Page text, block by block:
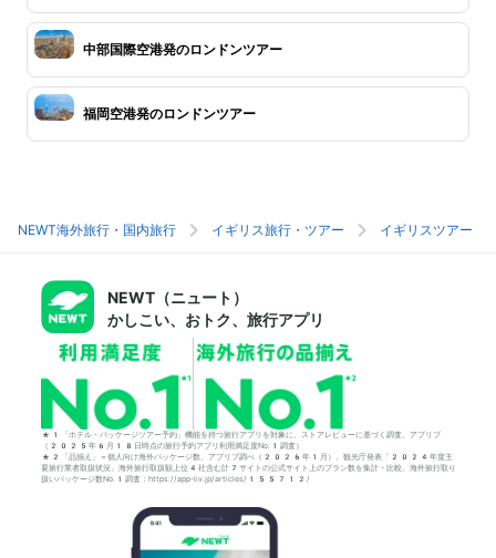
中部国際空港発のロンドンツアー
福岡空港発のロンドンツアー
NEWT海外旅行・国内旅行 イギリス旅行・ツアー イギリスツアー
NEWT（ニュート）
かしこい、おトク、旅行アプリ
*1「ホテル・パッケージツアー予約」機能を持つ旅行アプリを対象に、ストアレビューに基づく調査。アプリブ
（2025年6月18日時点の旅行予約アプリ利用満足度No.1調査）
*2「品揃え」＝個人向け海外パッケージ数。アプリブ調べ（2026年1月）。観光庁発表「2024年度主
要旅行業者取扱状況」海外旅行取扱額上位4社含む計7サイトの公式サイト上のプラン数を集計・比較。海外旅行取り
扱いパッケージ数No.1調査：https://app-liv.jp/articles/155712/